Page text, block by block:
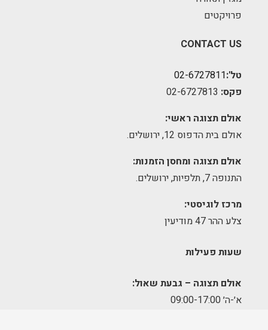
פרויקטים
CONTACT US
טל':02-6727811
פקס:
אולם תצוגה ראשי:
אולם בית הדפוס 12, ירושלים.
אולם תצוגה ומחסן הזמנות:
התנופה 7, תלפיות, ירושלים.
מרכז לוגיסטי:
צלע ההר 47 מודיעין
שעות פעילות
אולם תצוגה – גבעת שאול:
א׳-ה׳ 09:00-17:00